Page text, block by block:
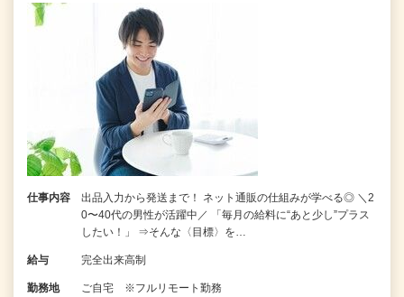
仕事内容
出品入力から発送まで！ ネット通販の仕組みが学べる◎ ＼2
0〜40代の男性が活躍中／ 「毎月の給料に“あと少し”プラス
したい！」 ⇒そんな〈目標〉を…
給与 完全出来高制
勤務地 ご自宅 ※フルリモート勤務